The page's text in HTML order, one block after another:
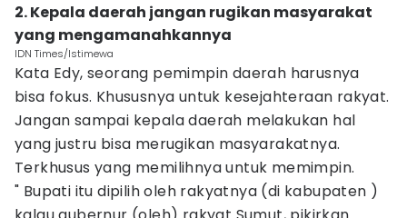
2. Kepala daerah jangan rugikan masyarakat
yang mengamanahkannya
IDN Times/Istimewa
Kata Edy, seorang pemimpin daerah harusnya
bisa fokus. Khususnya untuk kesejahteraan rakyat.
Jangan sampai kepala daerah melakukan hal
yang justru bisa merugikan masyarakatnya.
Terkhusus yang memilihnya untuk memimpin.
" Bupati itu dipilih oleh rakyatnya (di kabupaten )